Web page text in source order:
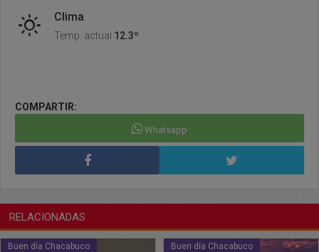
Clima
Temp. actual 12.3º
COMPARTIR:
Whatsapp
RELACIONADAS
Buen día Chacabuco Buen día Chacabuco